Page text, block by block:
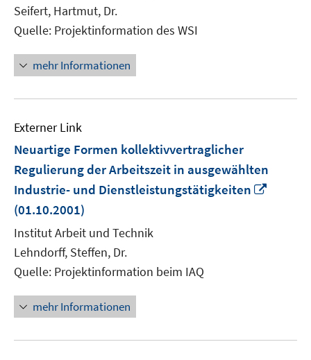
Seifert, Hartmut, Dr.
Quelle: Projektinformation des WSI
mehr Informationen
Externer Link
Neuartige Formen kollektivvertraglicher
Regulierung der Arbeitszeit in ausgewählten
Industrie- und Dienstleistungstätigkeiten
(01.10.2001)
Institut Arbeit und Technik
Lehndorff, Steffen, Dr.
Quelle: Projektinformation beim IAQ
mehr Informationen